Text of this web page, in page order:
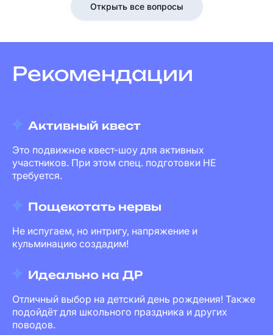
Открыть все вопросы
Рекомендации
Активный квест
Это подвижное квест-шоу для активных
участников. При этом спец. подготовки НЕ
требуется.
Пощекотать нервы
Не испугаем, но интригу, напряжение и
кульминацию создадим!
Идеально на ДР
Отличный выбор на детский день рождения! Также
подойдёт для школьного праздника и других
поводов.